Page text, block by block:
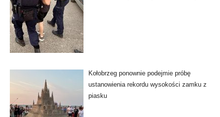
Kołobrzeg ponownie podejmie próbę
ustanowienia rekordu wysokości zamku z
piasku